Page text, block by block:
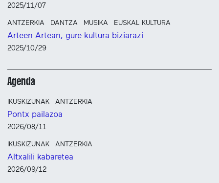
2025/11/07
ANTZERKIA DANTZA MUSIKA EUSKAL KULTURA
Arteen Artean, gure kultura biziarazi
2025/10/29
Agenda
IKUSKIZUNAK ANTZERKIA
Pontx pailazoa
2026/08/11
IKUSKIZUNAK ANTZERKIA
Altxalili kabaretea
2026/09/12